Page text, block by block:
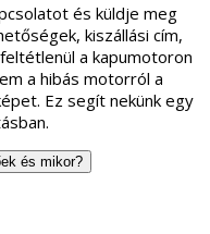
és küldje meg
kiszállási cím,
a kapumotoron
a hibás motorról a
Ez segít nekünk egy
és mikor?